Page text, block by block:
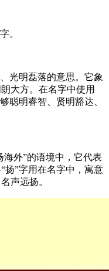
。
光明磊落的意思。它象
大方。在名字中使用
聪明睿智、贤明豁达、
海外”的语境中，它代表
扬”字用在名字中，寓意
声远扬。